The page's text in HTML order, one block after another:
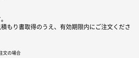
もり書取得のうえ、有効期限内にご注文くださ
文の場合